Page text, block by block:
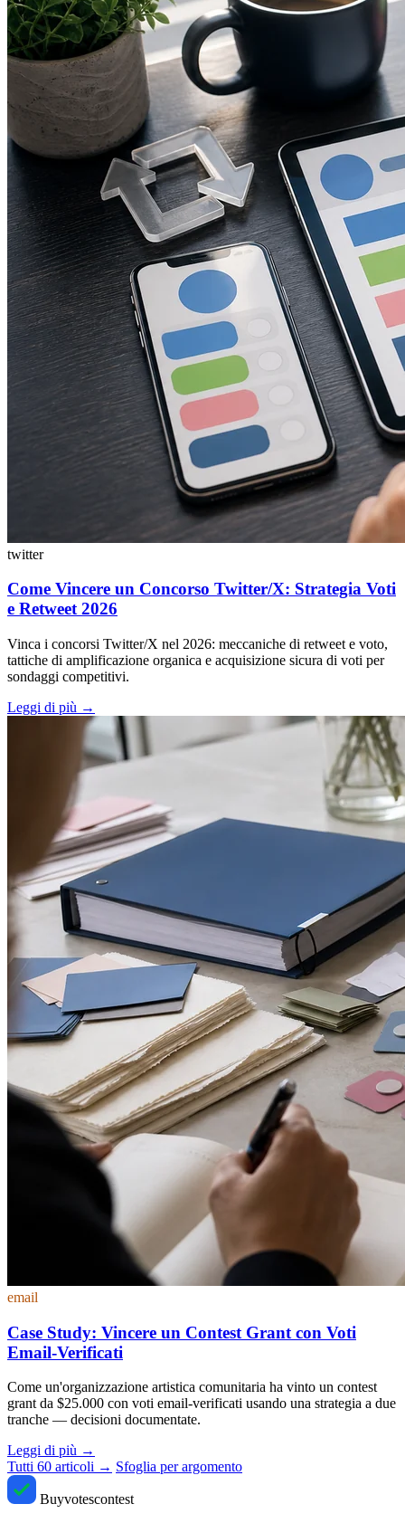
twitter
Come Vincere un Concorso Twitter/X: Strategia Voti
e Retweet 2026
Vinca i concorsi Twitter/X nel 2026: meccaniche di retweet e voto,
tattiche di amplificazione organica e acquisizione sicura di voti per
sondaggi competitivi.
Leggi di più →
email
Case Study: Vincere un Contest Grant con Voti
Email-Verificati
Come un'organizzazione artistica comunitaria ha vinto un contest
grant da $25.000 con voti email-verificati usando una strategia a due
tranche — decisioni documentate.
Leggi di più →
Tutti 60 articoli → Sfoglia per argomento
Buyvotescontest